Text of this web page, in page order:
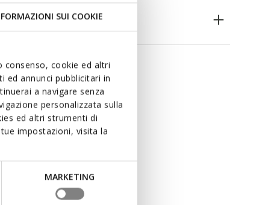
SUI COOKIE
cookie ed altri
ed annunci pubblicitari in
a navigare senza
personalizzata sulla
ed altri strumenti di
impostazioni, visita la
MARKETING